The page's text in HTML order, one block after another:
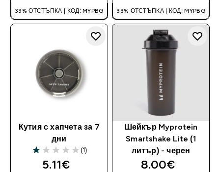
33% ОТСТЪПКА | КОД: MYPBG 33% ОТСТЪПКА | КОД: MYPBG
Кутия с хапчета за 7
дни
1 out of 5 stars
(1)
5.11€‎
Шейкър Myprotein
Smartshake Lite (1
литър) - черен
8.00€‎